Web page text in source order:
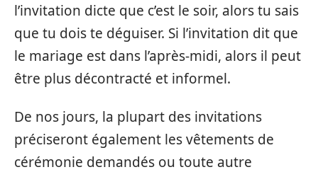
l’invitation dicte que c’est le soir, alors tu sais
que tu dois te déguiser. Si l’invitation dit que
le mariage est dans l’après-midi, alors il peut
être plus décontracté et informel.
De nos jours, la plupart des invitations
préciseront également les vêtements de
cérémonie demandés ou toute autre